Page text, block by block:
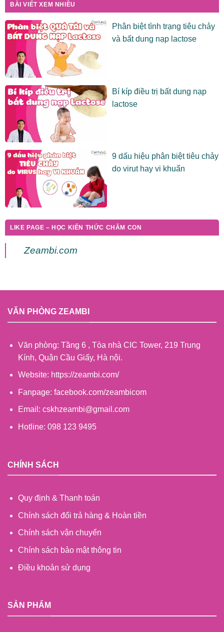
BÀI VIẾT XEM NHIỀU
Phân biệt tình trạng tiêu chảy
và bất dung nạp lactose
Bí kíp điều trị bất dung nạp
lactose
9 dấu hiệu phân biệt tiêu chảy
do virut hay vi khuẩn
LIKE PAGE – HỌC KIẾN THỨC CHĂM CON
Zeambi.com
VĂN PHÒNG ZEAMBI
Văn phòng: Tầng 6 , Tòa nhà CIC Tower, 219 Trung
Kính, Quận Cầu Giấy, Hà nội.
Website: https://zeambi.com/
Fanpage: facebook.com/zeambicom
Email: cskhzeambi@gmail.com
Hotline: 098 123 9495
CHÍNH SÁCH
Quy định & Thanh toán
Chính sách đổi trả hàng & Hoàn tiền
Chính sách vận chuyển
Chính sách bảo mật thông tin
Điều khoản sử dụng
SẢN PHẨM